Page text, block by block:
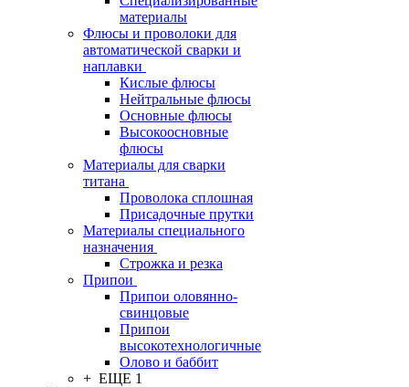
материалы
Флюсы и проволоки для
автоматической сварки и
наплавки
Кислые флюсы
Нейтральные флюсы
Основные флюсы
Высокоосновные
флюсы
Материалы для сварки
титана
Проволока сплошная
Присадочные прутки
Материалы специального
назначения
Строжка и резка
Припои
Припои оловянно-
свинцовые
Припои
высокотехнологичные
Олово и баббит
+ ЕЩЕ 1